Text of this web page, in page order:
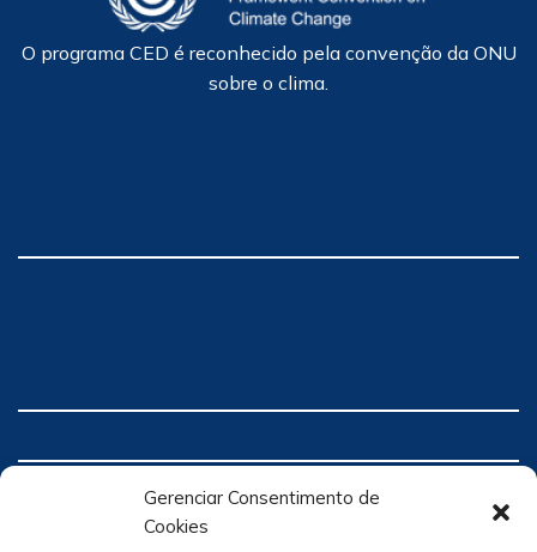
Gerenciar Consentimento de
Cookies
O programa CED é reconhecido pela convenção da ONU
sobre o clima.